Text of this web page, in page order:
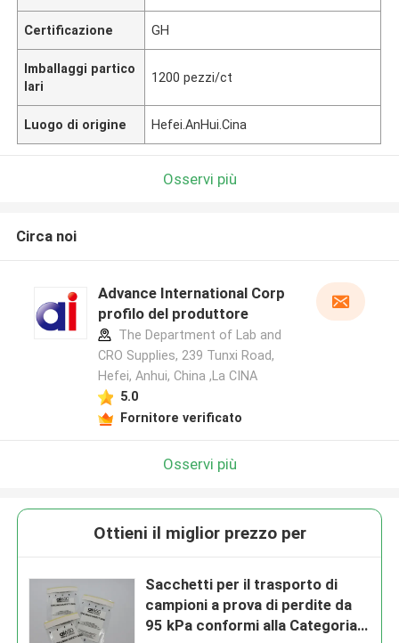
Certificazione GH
Imballaggi partico
lari
1200 pezzi/ct
Luogo di origine Hefei.AnHui.Cina
Osservi più
Circa noi
Advance International Corp
profilo del produttore
The Department of Lab and
CRO Supplies, 239 Tunxi Road,
Hefei, Anhui, China ,La CINA
5.0
Fornitore verificato
Osservi più
Ottieni il miglior prezzo per
Sacchetti per il trasporto di
campioni a prova di perdite da
95 kPa conformi alla Categoria